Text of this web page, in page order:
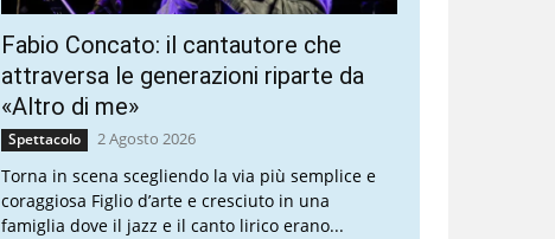
Fabio Concato: il cantautore che
attraversa le generazioni riparte da
«Altro di me»
Spettacolo 2 Agosto 2026
Torna in scena scegliendo la via più semplice e
coraggiosa Figlio d’arte e cresciuto in una
famiglia dove il jazz e il canto lirico erano...